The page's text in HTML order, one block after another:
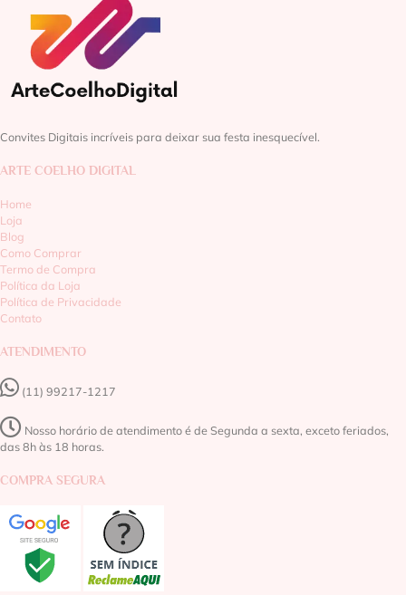
Convites Digitais incríveis para deixar sua festa inesquecível.
ARTE COELHO DIGITAL
Home
Loja
Blog
Como Comprar
Termo de Compra
Política da Loja
Política de Privacidade
Contato
ATENDIMENTO
(11) 99217-1217‬
Nosso horário de atendimento é de Segunda a sexta, exceto feriados,
das 8h às 18 horas.
COMPRA SEGURA